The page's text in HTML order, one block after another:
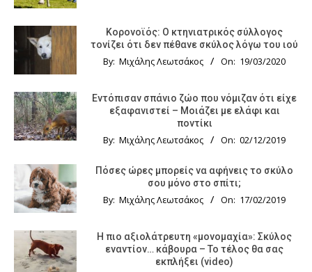
Κορονοϊός: Ο κτηνιατρικός σύλλογος
τονίζει ότι δεν πέθανε σκύλος λόγω του ιού
By: Μιχάλης Λεωτσάκος On: 19/03/2020
Εντόπισαν σπάνιο ζώο που νόμιζαν ότι είχε
εξαφανιστεί – Μοιάζει με ελάφι και
ποντίκι
By: Μιχάλης Λεωτσάκος On: 02/12/2019
Πόσες ώρες μπορείς να αφήνεις το σκύλο
σου μόνο στο σπίτι;
By: Μιχάλης Λεωτσάκος On: 17/02/2019
Η πιο αξιολάτρευτη «μονομαχία»: Σκύλος
εναντίον… κάβουρα – Το τέλος θα σας
εκπλήξει (video)